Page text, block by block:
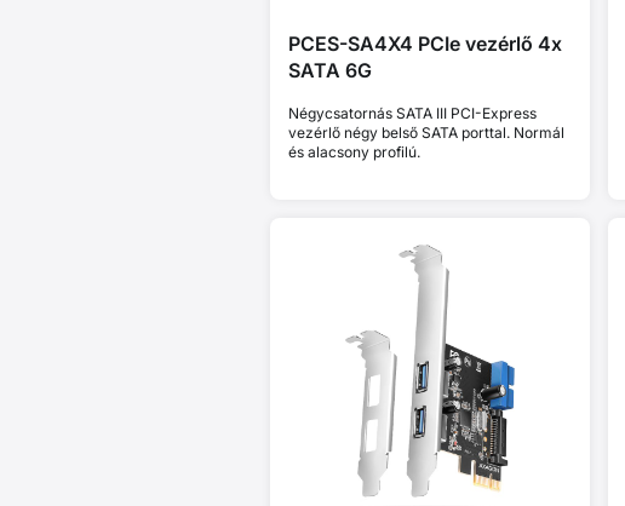
PCES-SA4X4 PCIe vezérlő 4x
SATA 6G
Négycsatornás SATA III PCI-Express
vezérlő négy belső SATA porttal. Normál
és alacsony profilú.